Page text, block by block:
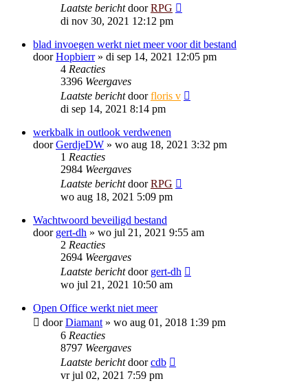
Laatste berichtdoorRPG
di nov 30, 2021 12:12 pm
blad invoegen werkt niet meer voor dit bestand
doorHopbierr» di sep 14, 2021 12:05 pm
4 Reacties
3396 Weergaves
Laatste berichtdoorfloris v
di sep 14, 2021 8:14 pm
werkbalk in outlook verdwenen
doorGerdjeDW » wo aug 18, 2021 3:32 pm
1 Reacties
2984 Weergaves
Laatste berichtdoorRPG
wo aug 18, 2021 5:09 pm
Wachtwoord beveiligd bestand
door gert-dh » wo jul 21, 2021 9:55 am
2 Reacties
2694 Weergaves
Laatste berichtdoor gert-dh
wo jul 21, 2021 10:50 am
Open Office werkt niet meer
doorDiamant » wo aug 01, 2018 1:39 pm
6 Reacties
8797 Weergaves
Laatste berichtdoorcdb
vr jul 02, 2021 7:59 pm